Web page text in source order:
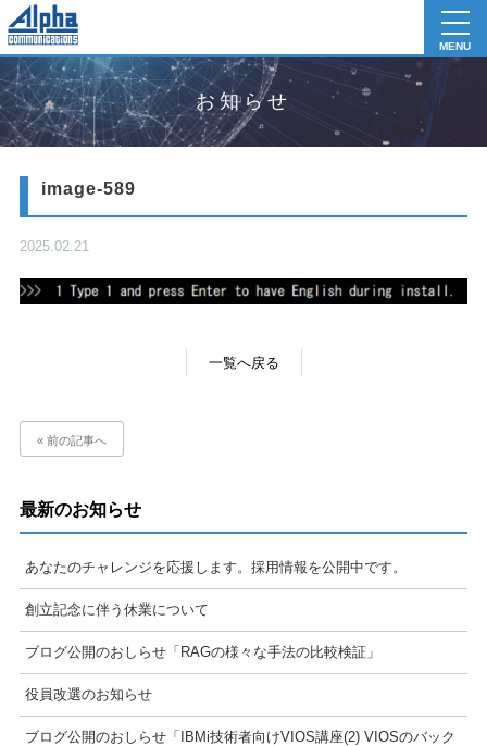
MENU
お知らせ
image-589
2025.02.21
一覧へ戻る
« 前の記事へ
最新のお知らせ
あなたのチャレンジを応援します。採用情報を公開中です。
創立記念に伴う休業について
ブログ公開のおしらせ「RAGの様々な手法の比較検証」
役員改選のお知らせ
ブログ公開のおしらせ「IBMi技術者向けVIOS講座(2) VIOSのバック